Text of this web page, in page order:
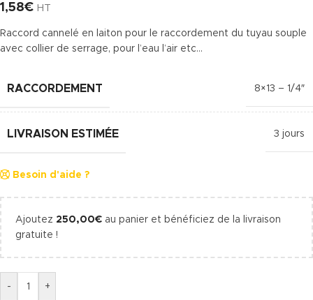
1,58€ HT
Raccord cannelé en laiton pour le raccordement du tuyau souple
avec collier de serrage, pour l’eau l’air etc…
RACCORDEMENT 8×13 – 1/4″
LIVRAISON ESTIMÉE 3 jours
Besoin d'aide ?
Ajoutez 250,00€ au panier et bénéficiez de la livraison
gratuite !
- +